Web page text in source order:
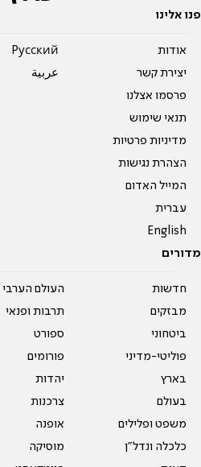
פנו אלינו
אודות
יצירת קשר
פרסמו אצלנו
תנאי שימוש
מדיניות פרטיות
הצהרת נגישות
המייל האדום
עברית
English
Pусский
عربية
מדורים
חדשות
מבזקים
ביטחוני
פוליטי-מדיני
בארץ
בעולם
משפט ופלילים
כלכלה ונדל"ן
העולם הערבי
תרבות ופנאי
ספורט
פורומים
יהדות
צרכנות
אופנה
מוסיקה